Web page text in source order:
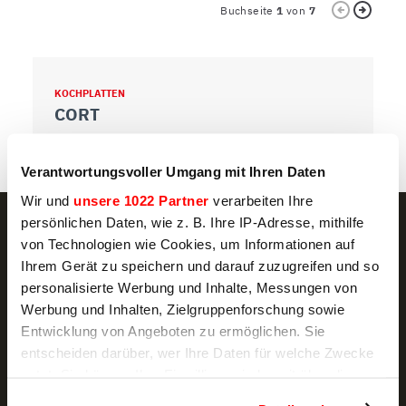
Verantwortungsvoller Umgang mit Ihren Daten
Wir und unsere 1022 Partner verarbeiten Ihre
persönlichen Daten, wie z. B. Ihre IP-Adresse, mithilfe
von Technologien wie Cookies, um Informationen auf
Ihrem Gerät zu speichern und darauf zuzugreifen und so
personalisierte Werbung und Inhalte, Messungen von
Werbung und Inhalten, Zielgruppenforschung sowie
Entwicklung von Angeboten zu ermöglichen. Sie
entscheiden darüber, wer Ihre Daten für welche Zwecke
Buchseite1 von 7
KOCHPLATTEN
CORT
NEWSLETTER
Aktionsangebote und Neuigkeiten, direkt per
E-Mail